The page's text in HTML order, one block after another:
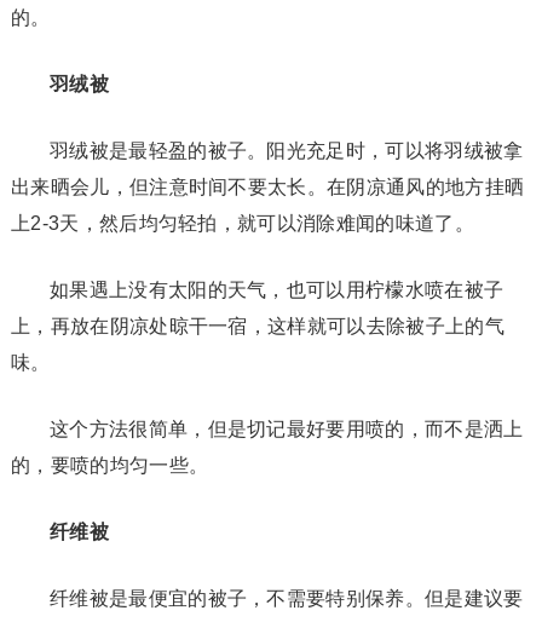
的。
羽绒被
羽绒被是最轻盈的被子。阳光充足时，可以将羽绒被拿
出来晒会儿，但注意时间不要太长。在阴凉通风的地方挂晒
上2-3天，然后均匀轻拍，就可以消除难闻的味道了。
如果遇上没有太阳的天气，也可以用柠檬水喷在被子
上，再放在阴凉处晾干一宿，这样就可以去除被子上的气
味。
这个方法很简单，但是切记最好要用喷的，而不是洒上
的，要喷的均匀一些。
纤维被
纤维被是最便宜的被子，不需要特别保养。但是建议要